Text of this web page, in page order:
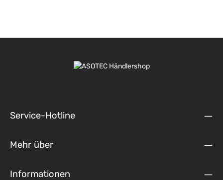
Service-Hotline
Mehr über
Informationen